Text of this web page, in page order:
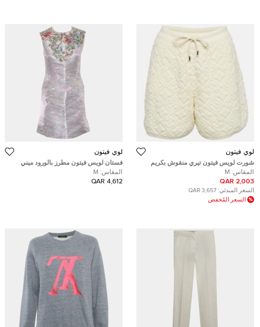
لوي فيتون
شورت لويس فيتون تيري منقوش بكريم
مقاس متوسط
المقاس: M
2,003 QAR
السعر المبدئي: 3,657 QAR
السعر المُخفض
لوي فيتون
فستان لويس فيتون مطرز بالورود ميني
المقاس: M
4,612 QAR